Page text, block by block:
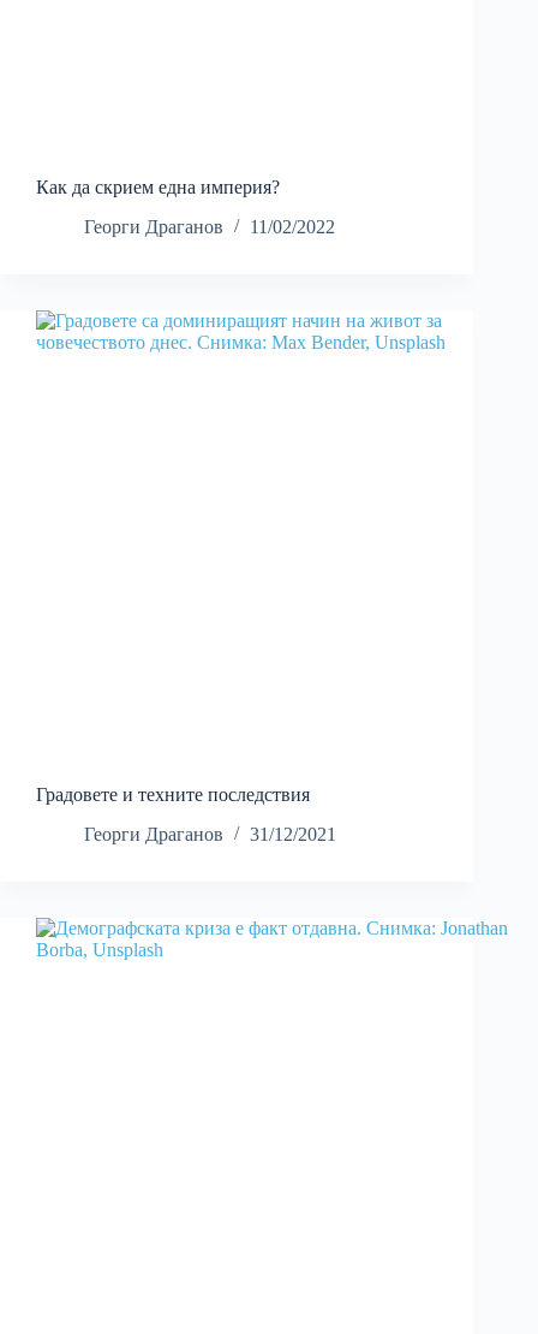
Как да скрием една империя?
Георги Драганов
11/02/2022
Градовете и техните последствия
Георги Драганов
31/12/2021